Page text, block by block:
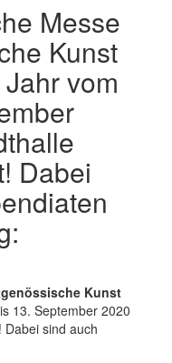
Messe
Kunst
vom
Dabei
Kunst
13. September 2020
sind auch